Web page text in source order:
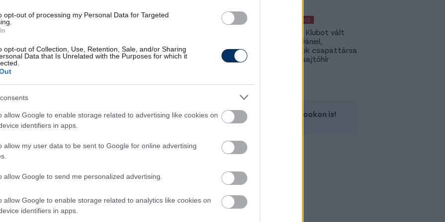
opt-out of processing my Personal Data for Targeted
opt-out of Collection, Use, Retention, Sale, and/or Sharing
Data that Is Unrelated with the Purposes for which it
allow Google to enable storage related to advertising like cookies on
identifiers in apps.
allow my user data to be sent to Google for online advertising
allow Google to send me personalized advertising.
allow Google to enable storage related to analytics like cookies on
identifiers in apps.
is ki kell majd hagynia, így csak
I-ben.
kiállítása videón:
MAGYAR FOCI
Légiósok: Klubot vált
Gazdag Dániel,
világbajnok csapattársa
is lehet - sajtóhír
Kövess minket a Facebookon is!